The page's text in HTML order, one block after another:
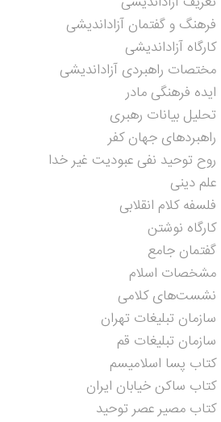
فرهنگ و گفتمان آزاداندیشی
کارگاه آزاداندیشی
مختصات راهبردی آزاداندیشی
ایده فرهنگی مادر
تحلیل بیانات رهبری
راهبردهای جهان کفر
روح توحید نفی عبودیت غیر خدا
علم دینی
فلسفه کلام انقلابی
کارگاه نوشتن
گفتمان جامع
مشخصات اسلام
نشست‌های کلامی
سازمان تبلیغات تهران
سازمان تبلیغات قم
کتاب پسا اسلامیسم
کتاب ساکن خیابان ایران
کتاب مصیر عصر توحید